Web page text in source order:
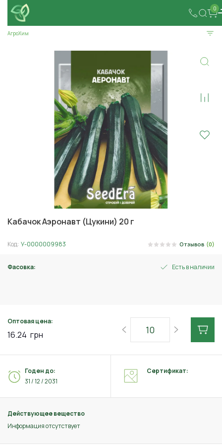
0
АгроХим
Кабачок Аэронавт (Цукини) 20 г
Код: У-0000009983 Отзывов (0)
Фасовка: Есть в наличии
Оптовая цена:
16.24 грн
Действующее вещество
Информация отсутствует
Годен до:
31 / 12 / 2031
Сертификат: